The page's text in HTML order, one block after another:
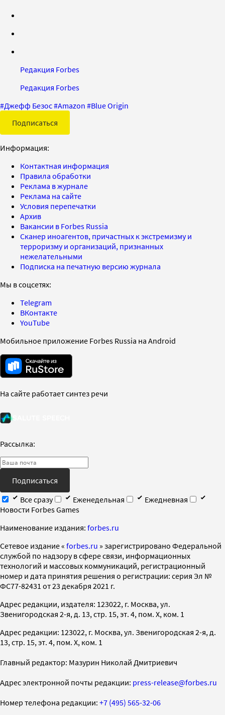
Редакция Forbes
Редакция Forbes
#Джефф Безос#Amazon #Blue Origin
Подписаться
Информация:
Контактная информация
Правила обработки
Реклама в журнале
Реклама на сайте
Условия перепечатки
Архив
Вакансии в Forbes Russia
Сканер иноагентов, причастных к экстремизму и
терроризму и организаций, признанных
нежелательными
Подписка на печатную версию журнала
Мы в соцсетях:
Telegram
ВКонтакте
YouTube
Мобильное приложение Forbes Russia на Android
На сайте работает синтез речи
Рассылка:
Подписаться
Все сразу
Еженедельная
Ежедневная
Новости Forbes Games
Наименование издания: forbes.ru
Cетевое издание « forbes.ru » зарегистрировано Федеральной
службой по надзору в сфере связи, информационных
технологий и массовых коммуникаций, регистрационный
номер и дата принятия решения о регистрации: серия Эл №
ФС77-82431 от 23 декабря 2021 г.
Адрес редакции, издателя: 123022, г. Москва, ул.
Звенигородская 2-я, д. 13, стр. 15, эт. 4, пом. X, ком. 1
Адрес редакции: 123022, г. Москва, ул. Звенигородская 2-я, д.
13, стр. 15, эт. 4, пом. X, ком. 1
Главный редактор: Мазурин Николай Дмитриевич
Адрес электронной почты редакции: press-release@forbes.ru
Номер телефона редакции: +7 (495) 565-32-06